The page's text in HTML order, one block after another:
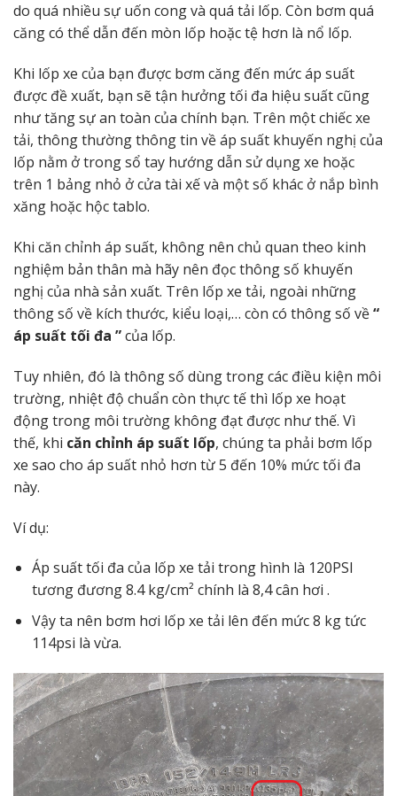
do quá nhiều sự uốn cong và quá tải lốp. Còn bơm quá
căng có thể dẫn đến mòn lốp hoặc tệ hơn là nổ lốp.
Khi lốp xe của bạn được bơm căng đến mức áp suất
được đề xuất, bạn sẽ tận hưởng tối đa hiệu suất cũng
như tăng sự an toàn của chính bạn. Trên một chiếc xe
tải, thông thường thông tin về áp suất khuyến nghị của
lốp nằm ở trong sổ tay hướng dẫn sử dụng xe hoặc
trên 1 bảng nhỏ ở cửa tài xế và một số khác ở nắp bình
xăng hoặc hộc tablo.
Khi căn chỉnh áp suất, không nên chủ quan theo kinh
nghiệm bản thân mà hãy nên đọc thông số khuyến
nghị của nhà sản xuất. Trên lốp xe tải, ngoài những
thông số về kích thước, kiểu loại,… còn có thông số về“
áp suất tối đa ”của lốp.
Tuy nhiên, đó là thông số dùng trong các điều kiện môi
trường, nhiệt độ chuẩn còn thực tế thì lốp xe hoạt
động trong môi trường không đạt được như thế. Vì
thế, khi căn chỉnh áp suất lốp, chúng ta phải bơm lốp
xe sao cho áp suất nhỏ hơn từ 5 đến 10% mức tối đa
này.
Ví dụ:
Áp suất tối đa của lốp xe tải trong hình là 120PSI
tương đương 8.4 kg/cm² chính là 8,4 cân hơi .
Vậy ta nên bơm hơi lốp xe tải lên đến mức 8 kg tức
114psi là vừa.